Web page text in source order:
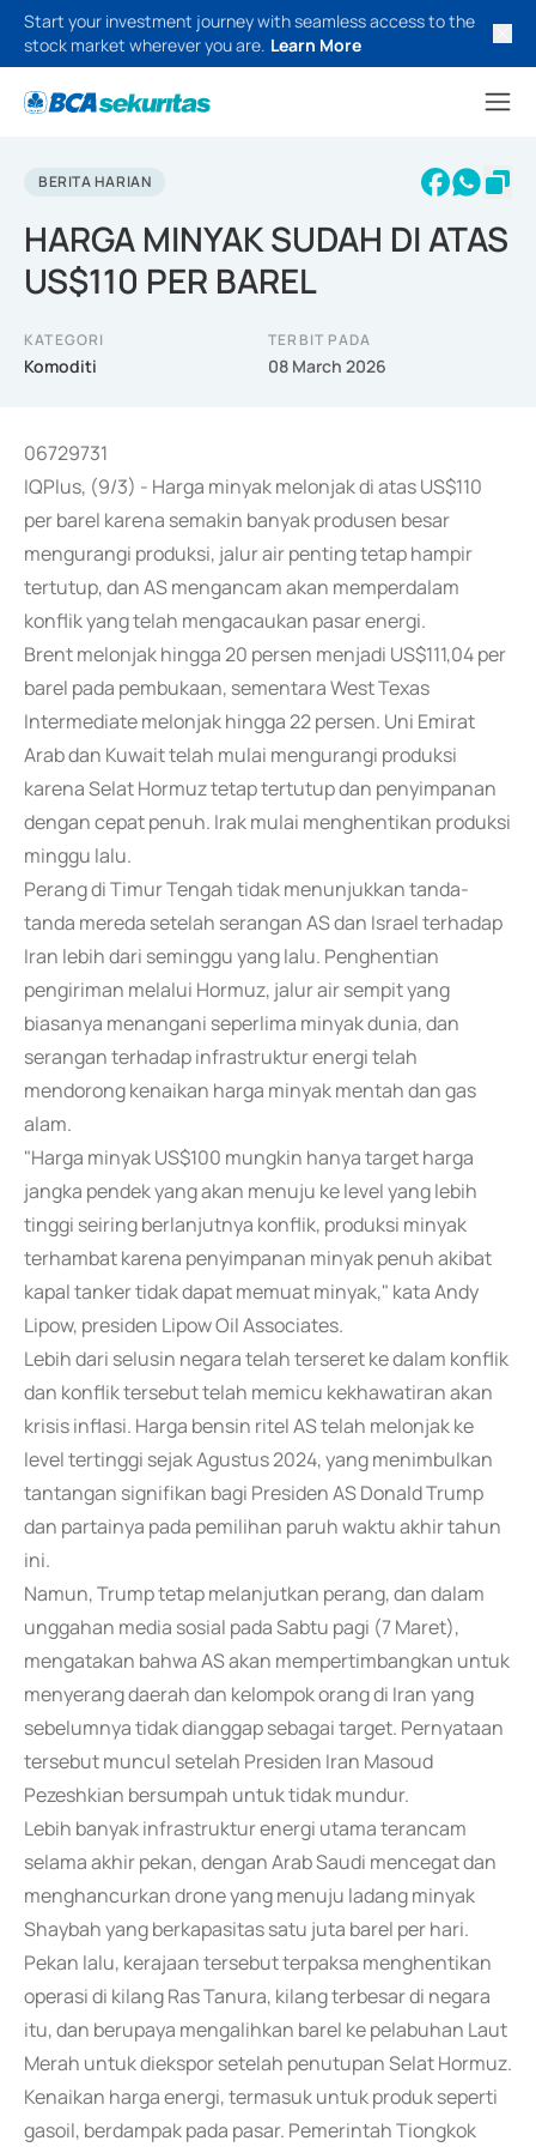
Start your investment journey with seamless access to the
stock market wherever you are. Learn More
BERITA HARIAN
HARGA MINYAK SUDAH DI ATAS
US$110 PER BAREL
KATEGORI
Komoditi
TERBIT PADA
08 March 2026
06729731
IQPlus, (9/3) - Harga minyak melonjak di atas US$110
per barel karena semakin banyak produsen besar
mengurangi produksi, jalur air penting tetap hampir
tertutup, dan AS mengancam akan memperdalam
konflik yang telah mengacaukan pasar energi.
Brent melonjak hingga 20 persen menjadi US$111,04 per
barel pada pembukaan, sementara West Texas
Intermediate melonjak hingga 22 persen. Uni Emirat
Arab dan Kuwait telah mulai mengurangi produksi
karena Selat Hormuz tetap tertutup dan penyimpanan
dengan cepat penuh. Irak mulai menghentikan produksi
minggu lalu.
Perang di Timur Tengah tidak menunjukkan tanda-
tanda mereda setelah serangan AS dan Israel terhadap
Iran lebih dari seminggu yang lalu. Penghentian
pengiriman melalui Hormuz, jalur air sempit yang
biasanya menangani seperlima minyak dunia, dan
serangan terhadap infrastruktur energi telah
mendorong kenaikan harga minyak mentah dan gas
alam.
"Harga minyak US$100 mungkin hanya target harga
jangka pendek yang akan menuju ke level yang lebih
tinggi seiring berlanjutnya konflik, produksi minyak
terhambat karena penyimpanan minyak penuh akibat
kapal tanker tidak dapat memuat minyak," kata Andy
Lipow, presiden Lipow Oil Associates.
Lebih dari selusin negara telah terseret ke dalam konflik
dan konflik tersebut telah memicu kekhawatiran akan
krisis inflasi. Harga bensin ritel AS telah melonjak ke
level tertinggi sejak Agustus 2024, yang menimbulkan
tantangan signifikan bagi Presiden AS Donald Trump
dan partainya pada pemilihan paruh waktu akhir tahun
ini.
Namun, Trump tetap melanjutkan perang, dan dalam
unggahan media sosial pada Sabtu pagi (7 Maret),
mengatakan bahwa AS akan mempertimbangkan untuk
menyerang daerah dan kelompok orang di Iran yang
sebelumnya tidak dianggap sebagai target. Pernyataan
tersebut muncul setelah Presiden Iran Masoud
Pezeshkian bersumpah untuk tidak mundur.
Lebih banyak infrastruktur energi utama terancam
selama akhir pekan, dengan Arab Saudi mencegat dan
menghancurkan drone yang menuju ladang minyak
Shaybah yang berkapasitas satu juta barel per hari.
Pekan lalu, kerajaan tersebut terpaksa menghentikan
operasi di kilang Ras Tanura, kilang terbesar di negara
itu, dan berupaya mengalihkan barel ke pelabuhan Laut
Merah untuk diekspor setelah penutupan Selat Hormuz.
Kenaikan harga energi, termasuk untuk produk seperti
gasoil, berdampak pada pasar. Pemerintah Tiongkok